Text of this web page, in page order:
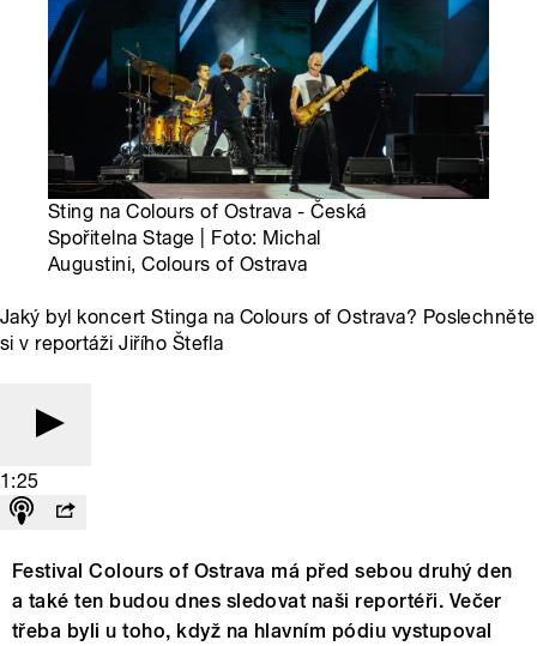
Sting na Colours of Ostrava - Česká
Spořitelna Stage | Foto: Michal
Augustini, Colours of Ostrava
Jaký byl koncert Stinga na Colours of Ostrava? Poslechněte
si v reportáži Jiřího Štefla
1:25
Festival Colours of Ostrava má před sebou druhý den
a také ten budou dnes sledovat naši reportéři. Večer
třeba byli u toho, když na hlavním pódiu vystupoval